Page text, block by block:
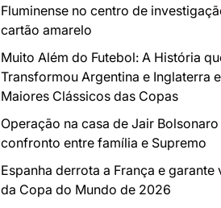
Fluminense no centro de
cartão amarelo
Muito Além do Futebol: A História
Transformou Argentina e Inglaterra
Maiores Clássicos das Copas
Operação na casa de Jair
confronto entre família e Supremo
Espanha derrota a França e garante
da Copa do Mundo de 2026